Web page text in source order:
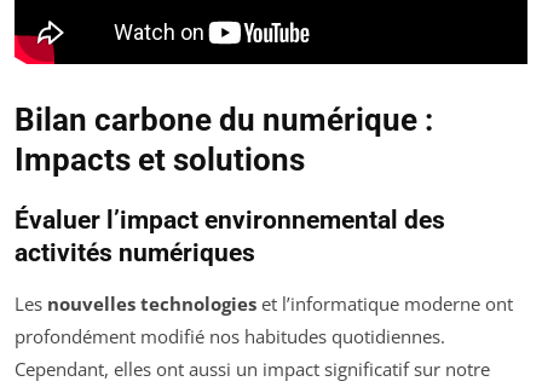
Bilan carbone du numérique :
Impacts et solutions
Évaluer l’impact environnemental des
activités numériques
Les nouvelles technologies et l’informatique moderne ont
profondément modifié nos habitudes quotidiennes.
Cependant, elles ont aussi un impact significatif sur notre